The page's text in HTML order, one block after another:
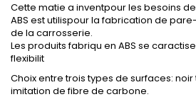
Cette matie a inventpour les besoins
ABS est utilispour la fabrication de
de la carrosserie.
Les produits fabriqu en ABS se
flexibilit
Choix entre trois types de surfaces: noir
imitation de fibre de carbone.